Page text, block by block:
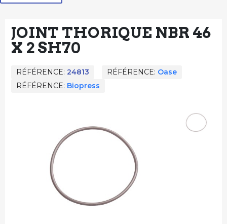
JOINT THORIQUE NBR 46
X 2 SH70
RÉFÉRENCE 24813 RÉFÉRENCE Oase
RÉFÉRENCE Biopress